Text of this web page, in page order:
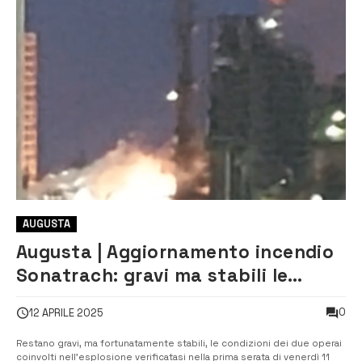
AUGUSTA
Augusta | Aggiornamento incendio
Sonatrach: gravi ma stabili le
12 APRILE 2025 0
Restano gravi, ma fortunatamente stabili, le condizioni dei due operai
coinvolti nell’esplosione verificatasi nella prima serata di venerdì 11